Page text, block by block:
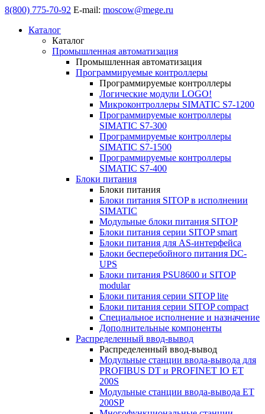
8(800) 775-70-92 E-mail: moscow@mege.ru
Каталог
Каталог
Промышленная автоматизация
Промышленная автоматизация
Программируемые контроллеры
Программируемые контроллеры
Логические модули LOGO!
Микроконтроллеры SIMATIC S7-1200
Программируемые контроллеры
SIMATIC S7-300
Программируемые контроллеры
SIMATIC S7-1500
Программируемые контроллеры
SIMATIC S7-400
Блоки питания
Блоки питания
Блоки питания SITOP в исполнении
SIMATIC
Модульные блоки питания SITOP
Блоки питания серии SITOP smart
Блоки питания для AS-интерфейса
Блоки бесперебойного питания DC-
UPS
Блоки питания PSU8600 и SITOP
modular
Блоки питания серии SITOP lite
Блоки питания серии SITOP compact
Специальное исполнение и назначение
Дополнительные компоненты
Распределенный ввод-вывод
Распределенный ввод-вывод
Модульные станции ввода-вывода для
PROFIBUS DT и PROFINET IO ET
200S
Модульные станции ввода-вывода ET
200SP